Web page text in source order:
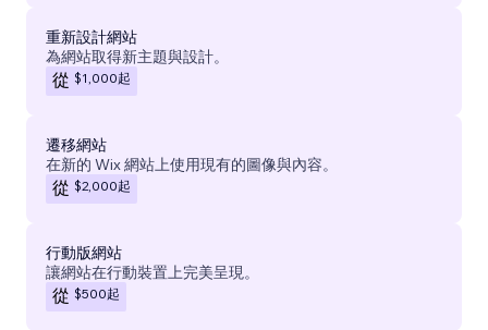
重新設計網站
為網站取得新主題與設計。
從 $1,000起
遷移網站
在新的 Wix 網站上使用現有的圖像與內容。
從 $2,000起
行動版網站
讓網站在行動裝置上完美呈現。
從 $500起